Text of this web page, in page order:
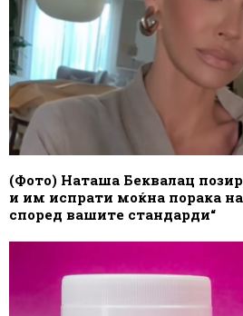
(Фото) Наташа Беквалац
и им испрати моќна порака
според вашите стандарди“